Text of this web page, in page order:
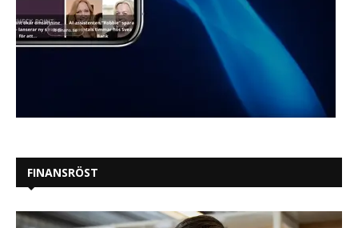
FINANSRÖST